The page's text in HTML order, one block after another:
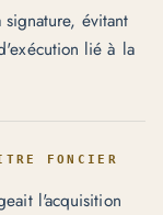
évitant
lié à la
FONCIER
l'acquisition